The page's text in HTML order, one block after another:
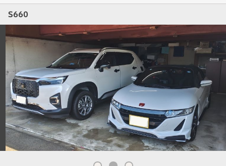
S660